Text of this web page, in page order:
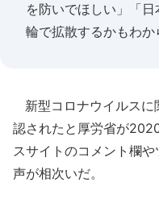
を防いでほしい」「
輪で拡散するかもわか
新型コロナウイルスに
認されたと厚労省が
スサイトのコメント欄
声が相次いだ。